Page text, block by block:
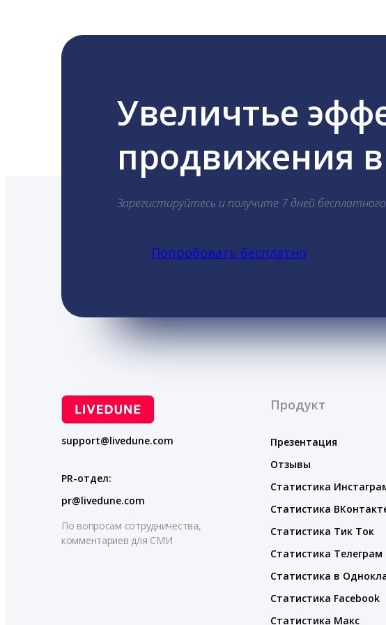
Увеличтье
продвижения в
Зарегистируйтесь и получите 7 дней
Попробовать бесплатно
support@livedune.com
PR-отдел:
pr@livedune.com
По вопросам сотрудничества,
комментариев для СМИ
Продукт
Презентация
Отзывы
Статистика
Статистика
Статистика Тик Ток
Статистика Телеграм
Статистика в
Статистика Facebook
Статистика Макс